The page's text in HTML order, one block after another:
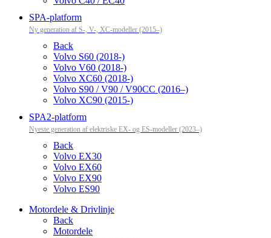
SPA-platform
Ny generation af S-, V-, XC-modeller (2015–)
Back
Volvo S60 (2018-)
Volvo V60 (2018-)
Volvo XC60 (2018-)
Volvo S90 / V90 / V90CC (2016–)
Volvo XC90 (2015-)
SPA2-platform
Nyeste generation af elektriske EX- og ES-modeller (2023–)
Back
Volvo EX30
Volvo EX60
Volvo EX90
Volvo ES90
Motordele & Drivlinje
Back
Motordele